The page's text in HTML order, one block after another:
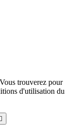
trouverez pour
d'utilisation du
